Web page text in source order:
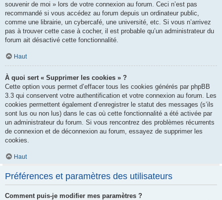
souvenir de moi » lors de votre connexion au forum. Ceci n’est pas
recommandé si vous accédez au forum depuis un ordinateur public,
comme une librairie, un cybercafé, une université, etc. Si vous n’arrivez
pas à trouver cette case à cocher, il est probable qu’un administrateur du
forum ait désactivé cette fonctionnalité.
Haut
À quoi sert « Supprimer les cookies » ?
Cette option vous permet d’effacer tous les cookies générés par phpBB
3.3 qui conservent votre authentification et votre connexion au forum. Les
cookies permettent également d’enregistrer le statut des messages (s’ils
sont lus ou non lus) dans le cas où cette fonctionnalité a été activée par
un administrateur du forum. Si vous rencontrez des problèmes récurrents
de connexion et de déconnexion au forum, essayez de supprimer les
cookies.
Haut
Préférences et paramètres des utilisateurs
Comment puis-je modifier mes paramètres ?